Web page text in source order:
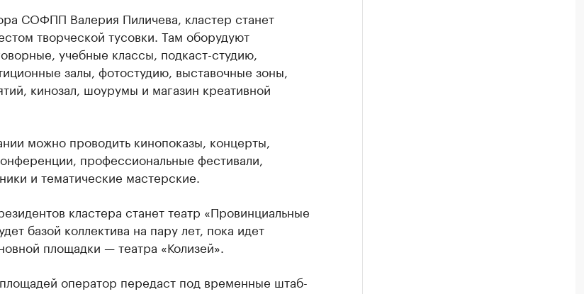
СОФПП Валерия Пиличева, кластер станет
творческой тусовки. Там оборудуют
учебные классы, подкаст-студию,
залы, фотостудию, выставочные зоны,
кинозал, шоурумы и магазин креативной
можно проводить кинопоказы, концерты,
профессиональные фестивали,
и тематические мастерские.
кластера станет театр «Провинциальные
базой коллектива на пару лет, пока идет
площадки — театра «Колизей».
оператор передаст под временные штаб-